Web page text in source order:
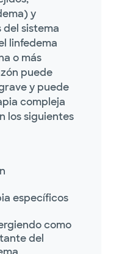
y
del sistema
linfedema
o más
puede
y puede
compleja
los siguientes
específicos
como
del